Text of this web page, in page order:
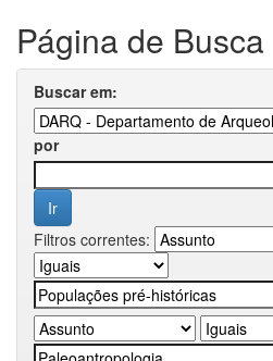
Página de Busca
Buscar em:
por
Filtros correntes: